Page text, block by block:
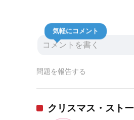
気軽にコメント
問題を報告する
クリスマス・スト